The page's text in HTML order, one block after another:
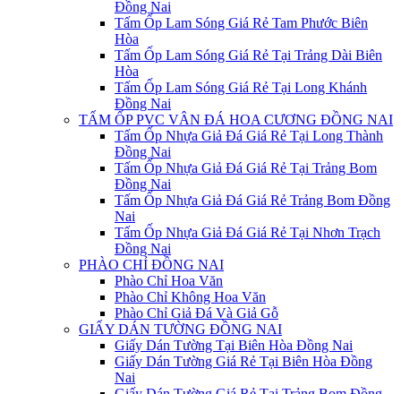
Đồng Nai
Tấm Ốp Lam Sóng Giá Rẻ Tam Phước Biên
Hòa
Tấm Ốp Lam Sóng Giá Rẻ Tại Trảng Dài Biên
Hòa
Tấm Ốp Lam Sóng Giá Rẻ Tại Long Khánh
Đồng Nai
TẤM ỐP PVC VÂN ĐÁ HOA CƯƠNG ĐỒNG NAI
Tấm Ốp Nhựa Giả Đá Giá Rẻ Tại Long Thành
Đồng Nai
Tấm Ốp Nhựa Giả Đá Giá Rẻ Tại Trảng Bom
Đồng Nai
Tấm Ốp Nhựa Giả Đá Giá Rẻ Trảng Bom Đồng
Nai
Tấm Ốp Nhựa Giả Đá Giá Rẻ Tại Nhơn Trạch
Đồng Nai
PHÀO CHỈ ĐỒNG NAI
Phào Chỉ Hoa Văn
Phào Chỉ Không Hoa Văn
Phào Chỉ Giả Đá Và Giả Gỗ
GIẤY DÁN TƯỜNG ĐỒNG NAI
Giấy Dán Tường Tại Biên Hòa Đồng Nai
Giấy Dán Tường Giá Rẻ Tại Biên Hòa Đồng
Nai